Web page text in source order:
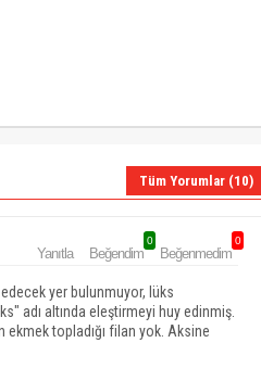
Tüm Yorumlar (10)
Yanıtla Beğendim
0
Beğenmedim
0
yer bulunmuyor, lüks
adı altında eleştirmeyi huy edinmiş.
topladığı filan yok. Aksine